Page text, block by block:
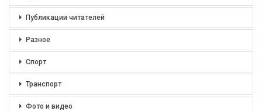
Публикации читателей
Разное
Спорт
Транспорт
Фото и видео